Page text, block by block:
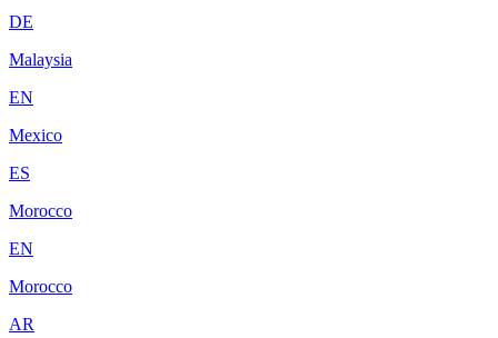
DE
Malaysia
EN
Mexico
ES
Morocco
EN
Morocco
AR